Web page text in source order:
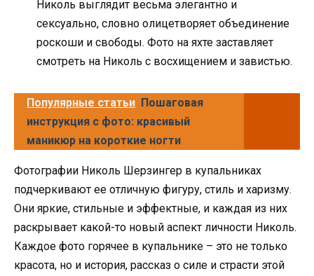
Николь выглядит весьма элегантно и
сексуально, словно олицетворяет объединение
роскоши и свободы. Фото на яхте заставляет
смотреть на Николь с восхищением и завистью.
Популярные статьи Пошаговая
инструкция с фото: красивый
маникюр на короткие ногти
Фотографии Николь Шерзингер в купальниках
подчеркивают ее отличную фигуру, стиль и харизму.
Они яркие, стильные и эффектные, и каждая из них
раскрывает какой-то новый аспект личности Николь.
Каждое фото горячее в купальнике – это не только
красота, но и история, рассказ о силе и страсти этой